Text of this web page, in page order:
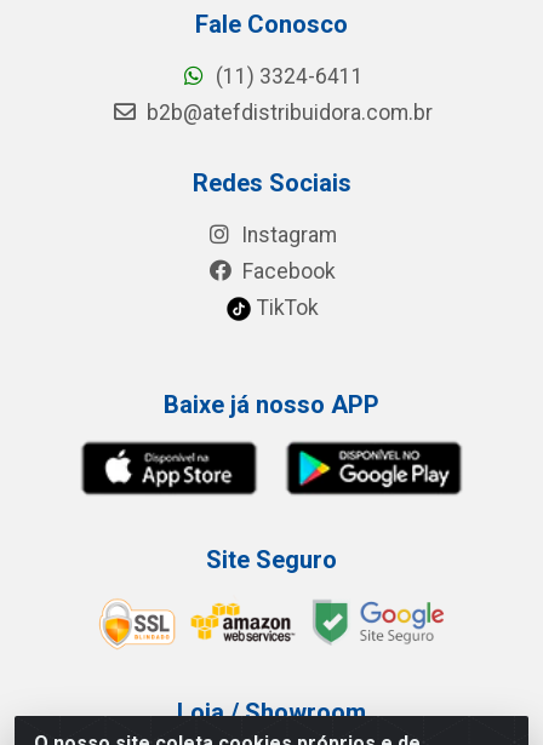
Fale Conosco
(11) 3324-6411
b2b@atefdistribuidora.com.br
Redes Sociais
Instagram
Facebook
TikTok
Baixe já nosso APP
Site Seguro
Loja / Showroom